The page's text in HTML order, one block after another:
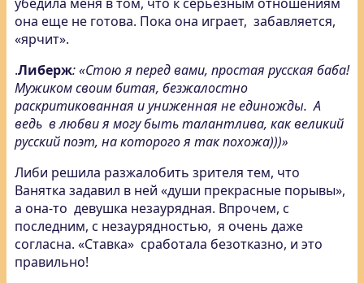
она еще не готова. Пока она играет, забавляется,
«ярчит».
.Либерж: «Стою я перед вами, простая русская баба!
Мужиком своим битая, безжалостно
раскритикованная и униженная не единожды. А
ведь в любви я могу быть талантлива, как великий
русский поэт, на которого я так похожа)))»
Либи решила разжалобить зрителя тем, что
Ванятка задавил в ней «души прекрасные порывы»,
а она-то девушка незаурядная. Впрочем, с
последним, с незаурядностью, я очень даже
согласна. «Ставка» сработала безотказно, и это
правильно!